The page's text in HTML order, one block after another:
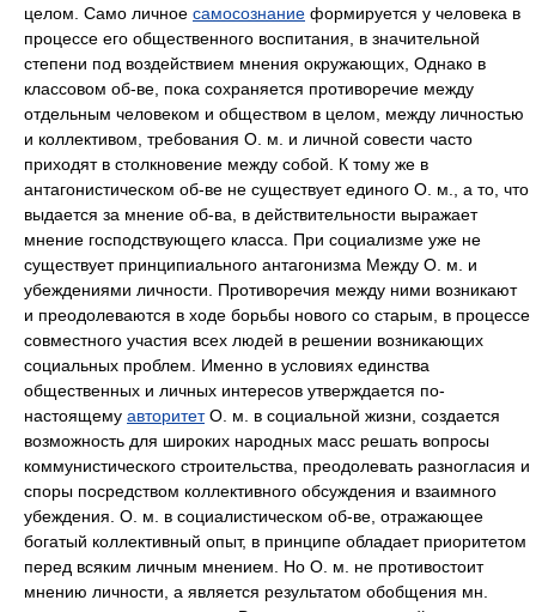
целом. Само личное самосознание формируется у человека в
процессе его общественного воспитания, в значительной
степени под воздействием мнения окружающих, Однако в
классовом об-ве, пока сохраняется противоречие между
отдельным человеком и обществом в целом, между личностью
и коллективом, требования О. м. и личной совести часто
приходят в столкновение между собой. К тому же в
антагонистическом об-ве не существует единого О. м., а то, что
выдается за мнение об-ва, в действительности выражает
мнение господствующего класса. При социализме уже не
существует принципиального антагонизма Между О. м. и
убеждениями личности. Противоречия между ними возникают
и преодолеваются в ходе борьбы нового со старым, в процессе
совместного участия всех людей в решении возникающих
социальных проблем. Именно в условиях единства
общественных и личных интересов утверждается по-
настоящему авторитетО. м. в социальной жизни, создается
возможность для широких народных масс решать вопросы
коммунистического строительства, преодолевать разногласия и
споры посредством коллективного обсуждения и взаимного
убеждения. О. м. в социалистическом об-ве, отражающее
богатый коллективный опыт, в принципе обладает приоритетом
перед всяким личным мнением. Но О. м. не противостоит
мнению личности, а является результатом обобщения мн.